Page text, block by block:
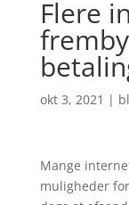
Flere
okt 3, 2021 |
Mange
muligheder